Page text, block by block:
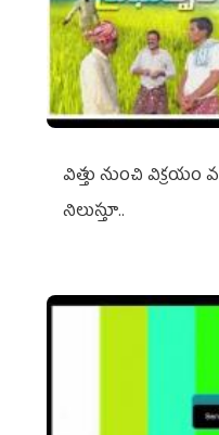
విత్తు నుంచి
నిలుస్తూ..